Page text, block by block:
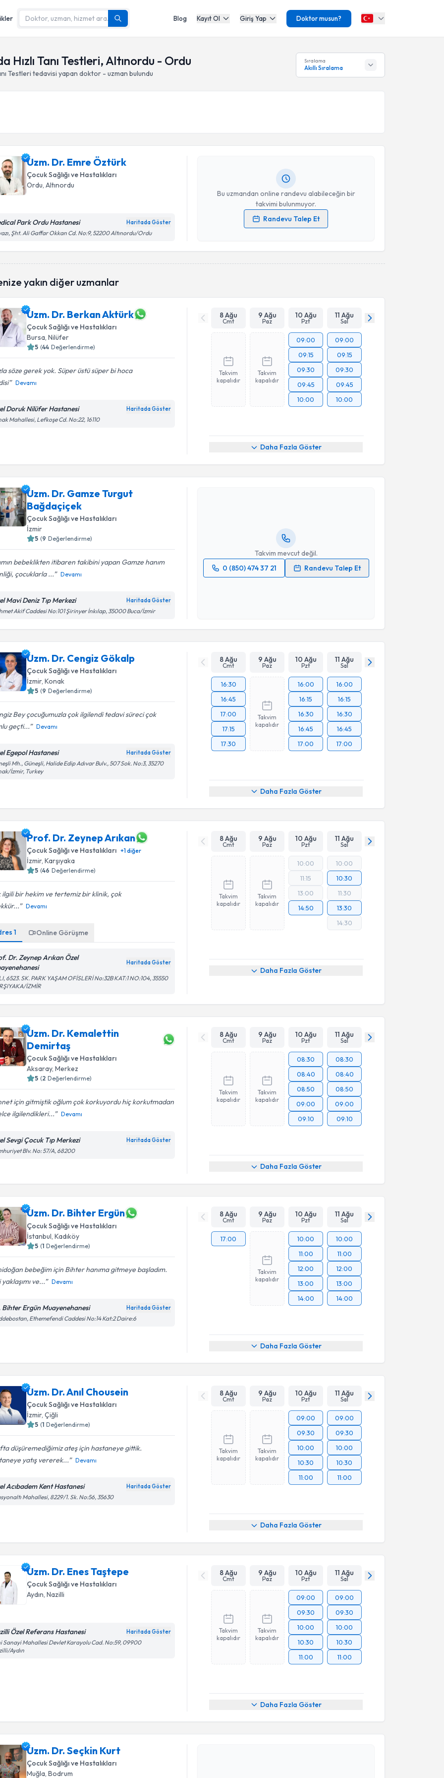
Blog Kayıt Ol Giriş Yap Doktor musun?
Hızlı Tanı Testleri, Altınordu - Ordu
Testleri tedavisi yapan doktor - uzman bulundu
Sıralama
Akıllı Sıralama
Uzm. Dr. Emre Öztürk
Çocuk Sağlığı ve Hastalıkları
Ordu, Altınordu
Park Ordu Hastanesi Haritada Göster
Şht. Ali Gaffar Okkan Cd. No:9, 52200 Altınordu/Ordu
Bu uzmandan online randevu alabileceğin bir
takvimi bulunmuyor.
Randevu Talep Et
Kişisel verilerimin işlenmesine ilişkinAydınlatma Metni
işlenmesini kabul ediyorum.
yakın diğer uzmanlar
Uzm. Dr. Berkan Aktürk
Çocuk Sağlığı ve Hastalıkları
Bursa, Nilüfer
5 (44 Değerlendirme)
söze gerek yok. Süper üstü süper bi hoca
Devamı
Doruk Nilüfer Hastanesi Haritada Göster
Mahallesi, Lefkoşe Cd. No:22, 16110
8 Ağu
Cmt
9 Ağu
Paz
10 Ağu
Pzt
11 Ağu
Sal
Takvim
kapalıdır
Takvim
kapalıdır
09:00
09:15
09:30
09:45
10:00
09:00
09:15
09:30
09:45
10:00
Daha Fazla Göster
Uzm. Dr. Gamze Turgut
Bağdaçiçek
Çocuk Sağlığı ve Hastalıkları
İzmir
5 (9 Değerlendirme)
bebeklikten itibaren takibini yapan Gamze hanım
çocuklarla ...
Devamı
Mavi Deniz Tıp Merkezi Haritada Göster
Akif Caddesi No:101 Şirinyer İnkılap, 35000 Buca/İzmir
Takvim mevcut değil.
0 (850) 474 37 21
Randevu Talep Et
Randevu Takvimi Talebi
Uzm. Dr. Cengiz Gökalp
Çocuk Sağlığı ve Hastalıkları
İzmir, Konak
5 (9 Değerlendirme)
Bey çocuğumuzla çok ilgilendi tedavi süreci çok
geçti...
Devamı
Egepol Hastanesi Haritada Göster
Mh., Güneşli, Halide Edip Adıvar Bulv., 507 Sok. No:3, 35270
İzmir, Turkey
8 Ağu
Cmt
9 Ağu
Paz
10 Ağu
Pzt
11 Ağu
Sal
16:30
16:45
17:00
17:15
17:30
Takvim
kapalıdır
16:00
16:15
16:30
16:45
17:00
16:00
16:15
16:30
16:45
17:00
Daha Fazla Göster
Prof. Dr. Zeynep Arıkan
Çocuk Sağlığı ve Hastalıkları +1diğer
İzmir, Karşıyaka
5 (46 Değerlendirme)
ilgili bir hekim ve tertemiz bir klinik, çok
Devamı
1 Online Görüşme
Dr. Zeynep Arıkan Özel
Haritada Göster
6523. SK. PARK YAŞAM OFİSLERİ No:32B KAT:1 NO:104, 35550
İZMİR
8 Ağu
Cmt
9 Ağu
Paz
10 Ağu
Pzt
11 Ağu
Sal
Takvim
kapalıdır
Takvim
kapalıdır
10:00
11:15
13:00
14:50
10:00
10:30
11:30
13:30
14:30
Daha Fazla Göster
Uzm. Dr. Kemalettin
Demirtaş
Çocuk Sağlığı ve Hastalıkları
Aksaray, Merkez
5 (2 Değerlendirme)
için gitmiştik oğlum çok korkuyordu hiç korkutmadan
ilgilendikleri...
Devamı
Sevgi Çocuk Tıp Merkezi Haritada Göster
Blv. No: 57/A, 68200
8 Ağu
Cmt
9 Ağu
Paz
10 Ağu
Pzt
11 Ağu
Sal
Takvim
kapalıdır
Takvim
kapalıdır
08:30
08:40
08:50
09:00
09:10
08:30
08:40
08:50
09:00
09:10
Daha Fazla Göster
Uzm. Dr. Bihter Ergün
Çocuk Sağlığı ve Hastalıkları
İstanbul , Kadıköy
5 (1 Değerlendirme)
bebeğim için Bihter hanıma gitmeye başladım.
yaklaşımı ve...
Devamı
Bihter Ergün Muayenehanesi Haritada Göster
Ethemefendi Caddesi No:14 Kat:2 Daire:6
8 Ağu
Cmt
9 Ağu
Paz
10 Ağu
Pzt
11 Ağu
Sal
17:00
Takvim
kapalıdır
10:00
11:00
12:00
13:00
14:00
10:00
11:00
12:00
13:00
14:00
Daha Fazla Göster
Uzm. Dr. Anıl Chousein
Çocuk Sağlığı ve Hastalıkları
İzmir, Çiğli
5 (1 Değerlendirme)
düşüremediğimiz ateş için hastaneye gittik.
yatış vererek...
Devamı
Acıbadem Kent Hastanesi Haritada Göster
Mahallesi, 8229/1. Sk. No:56, 35630
8 Ağu
Cmt
9 Ağu
Paz
10 Ağu
Pzt
11 Ağu
Sal
Takvim
kapalıdır
Takvim
kapalıdır
09:00
09:30
10:00
10:30
11:00
09:00
09:30
10:00
10:30
11:00
Daha Fazla Göster
Uzm. Dr. Enes Taştepe
Çocuk Sağlığı ve Hastalıkları
Aydın , Nazilli
Özel Referans Hastanesi Haritada Göster
Sanayi Mahallesi Devlet Karayolu Cad. No:59, 09900
Aydın
8 Ağu
Cmt
9 Ağu
Paz
10 Ağu
Pzt
11 Ağu
Sal
Takvim
kapalıdır
Takvim
kapalıdır
09:00
09:30
10:00
10:30
11:00
09:00
09:30
10:00
10:30
11:00
Daha Fazla Göster
Uzm. Dr. Seçkin Kurt
Çocuk Sağlığı ve Hastalıkları
Muğla, Bodrum
Randevu Takvimi Talebi
Uzm. Dr. Seçkin Kurt